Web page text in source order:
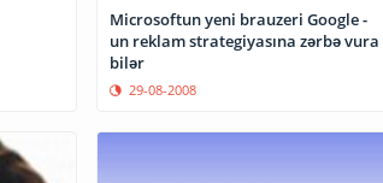
Microsoftun yeni brauzeri Google -
un reklam strategiyasına zərbə vura
bilər
29-08-2008